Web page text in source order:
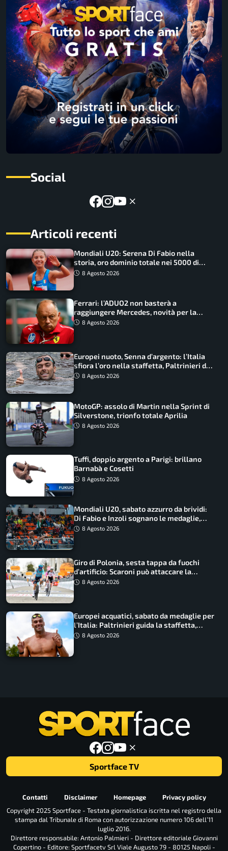
Social
Articoli recenti
Mondiali U20: Serena Di Fabio nella
storia, oro dominio totale nei 5000 di
marcia
8 Agosto 2026
Ferrari: l’ADUO2 non basterà a
raggiungere Mercedes, novità per la
Macarena
8 Agosto 2026
Europei nuoto, Senna d’argento: l’Italia
sfiora l’oro nella staffetta, Paltrinieri da
urlo, il bilancio azzurro
8 Agosto 2026
MotoGP: assolo di Martin nella Sprint di
Silverstone, trionfo totale Aprilia
8 Agosto 2026
Tuffi, doppio argento a Parigi: brillano
Barnabà e Cosetti
8 Agosto 2026
Mondiali U20, sabato azzurro da brividi:
Di Fabio e Inzoli sognano le medaglie,
Castellani e Succo in finale
8 Agosto 2026
Giro di Polonia, sesta tappa da fuochi
d’artificio: Scaroni può attaccare la
maglia di Lemmen
8 Agosto 2026
Europei acquatici, sabato da medaglie per
l’Italia: Paltrinieri guida la staffetta,
Barnabà sogna l’oro dalle grandi altezze
8 Agosto 2026
Sportface TV
Contatti Disclaimer Homepage
Privacy policy
Copyright 2025 Sportface - Testata giornalistica iscritta nel registro della
stampa dal Tribunale di Roma con autorizzazione numero 106 dell’11
luglio 2016.
Direttore responsabile: Antonio Palmieri - Direttore editoriale Giovanni
Copertino - Editore: Sportfacetv Srl Viale Augusto 79 - 80125 Napoli -